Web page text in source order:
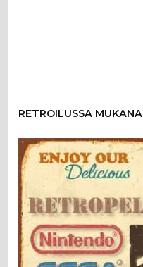
RETROILUSSA MUKANA